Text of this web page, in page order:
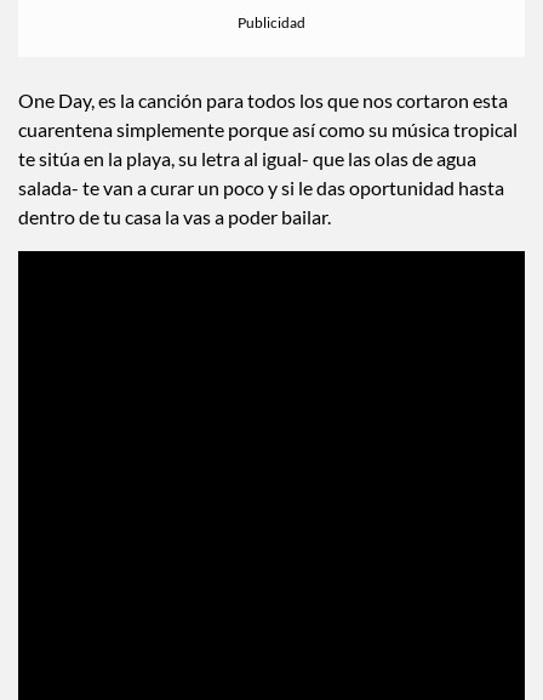
One Day, es la canción para todos los que nos cortaron esta
cuarentena simplemente porque así como su música tropical
te sitúa en la playa, su letra al igual- que las olas de agua
salada- te van a curar un poco y si le das oportunidad hasta